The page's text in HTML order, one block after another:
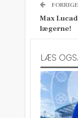
FORRIGE
Max
lægerne!
LÆS